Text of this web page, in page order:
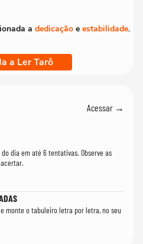
a dedicação e estabilidade.
a Ler Tarô
Acessar →
dia em até 6 tentativas. Observe as
monte o tabuleiro letra por letra, no seu